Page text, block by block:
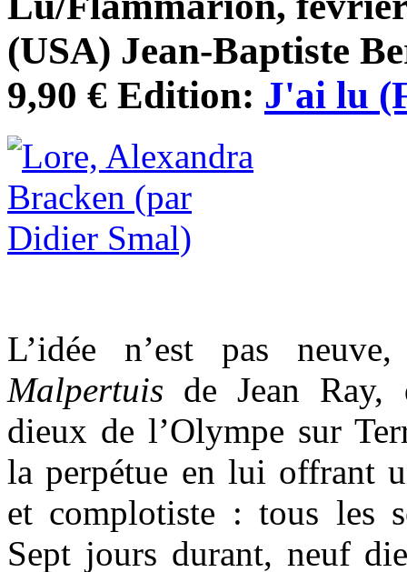
(USA) Jean-Baptiste
9,90 € Edition: J'ai lu
L’idée n’est pas
Malpertuis de Jean Ray,
dieux de l’Olympe sur
la perpétue en lui offrant
et complotiste : tous les
Sept jours durant, neuf